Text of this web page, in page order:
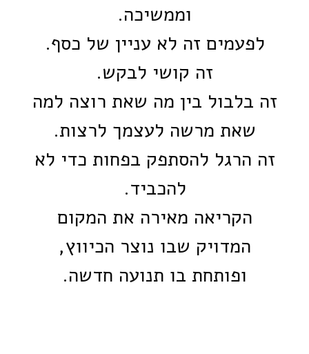
וממשיכה.
לפעמים זה לא עניין של כסף.
זה קושי לבקש.
זה בלבול בין מה שאת רוצה למה
שאת מרשה לעצמך לרצות.
זה הרגל להסתפק בפחות כדי לא
להכביד.
הקריאה מאירה את המקום
המדויק שבו נוצר הכיווץ,
ופותחת בו תנועה חדשה.